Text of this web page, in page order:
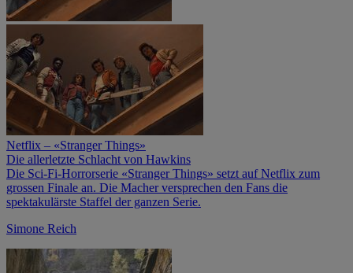
Netflix – «Stranger Things»
Die allerletzte Schlacht von Hawkins
Die Sci-Fi-Horrorserie «Stranger Things» setzt auf Netflix zum
grossen Finale an. Die Macher versprechen den Fans die
spektakulärste Staffel der ganzen Serie.
Simone Reich